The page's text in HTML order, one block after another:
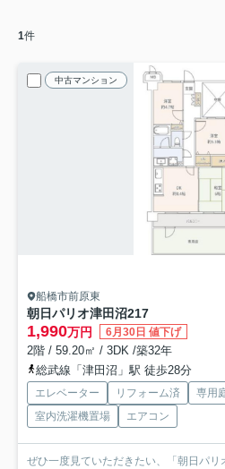
1件
中古マンション
船橋市前原東
朝日パリオ津田沼217
1,990万円 6月30日 値下げ
2階 / 59.20㎡ / 3DK /築32年
総武線「津田沼」駅 徒歩28分
エレベーター リフォーム済 専用
室内洗濯機置場
エアコン
ぜひ一度見ていただきたい、「朝日パ